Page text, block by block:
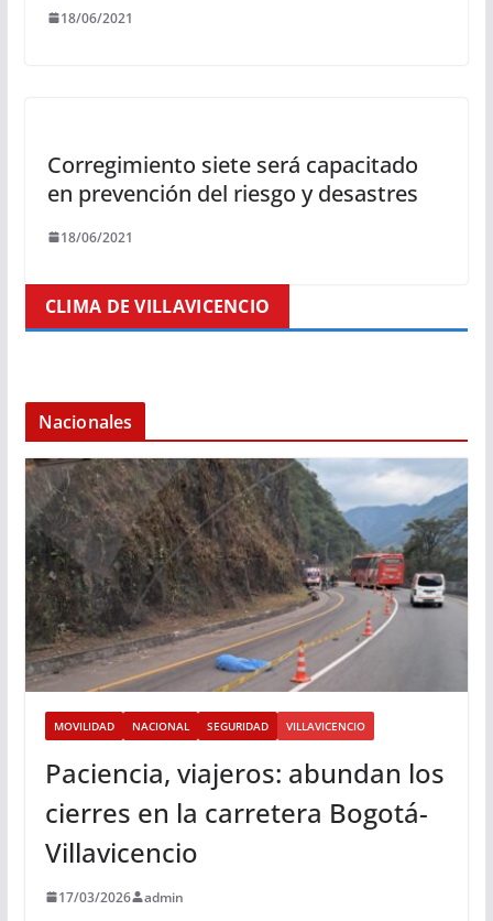
18/06/2021
Corregimiento siete será capacitado
en prevención del riesgo y desastres
18/06/2021
CLIMA DE VILLAVICENCIO
Nacionales
MOVILIDAD NACIONAL SEGURIDAD VILLAVICENCIO
Paciencia, viajeros: abundan los
cierres en la carretera Bogotá-
Villavicencio
17/03/2026 admin